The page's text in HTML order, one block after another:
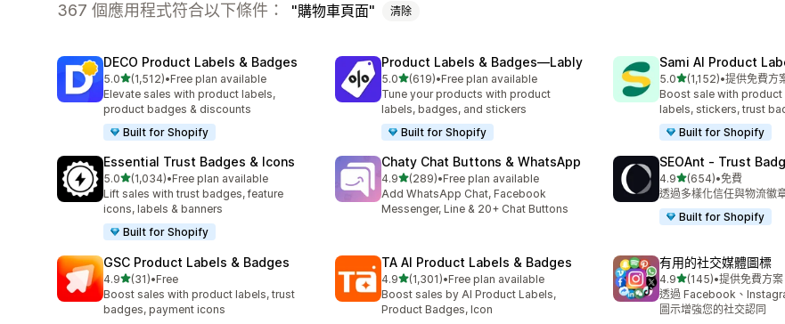
367 個應用程式符合以下條件： 購物車頁面 清除
DECO Product Labels & Badges
5.0滿分 5 顆星
(1,512)
共有 1512 則評價
•Free plan available
Elevate sales with product labels,
product badges & discounts
Built for Shopify
Product Labels & Badges—Lably
5.0滿分 5 顆星
(619)
共有 619 則評價
•Free plan available
Tune your products with product
labels, badges, and stickers
Built for Shopify
Sami AI Product
5.0滿分 5 顆星
(1,152)
共有 1152 則評價
•提供免費方
Boost sale with
labels, stickers, trust
Built for Shopify
Essential Trust Badges & Icons
5.0滿分 5 顆星
(1,034)
共有 1034 則評價
•Free plan available
Lift sales with trust badges, feature
icons, labels & banners
Built for Shopify
Chaty Chat Buttons & WhatsApp
4.9滿分 5 顆星
(289)
共有 289 則評價
•Free plan available
Add WhatsApp Chat, Facebook
Messenger, Line & 20+ Chat Buttons
SEOAnt ‑ Trust
4.9滿分 5 顆星
(654)
共有 654 則評價
•免費
透過多樣化信任與物流徽
Built for Shopify
GSC Product Labels & Badges
4.9滿分 5 顆星
(31)
共有 31 則評價
•Free
Boost sales with product labels, trust
badges, payment icons
TA AI Product Labels & Badges
4.9滿分 5 顆星
(1,301)
共有 1301 則評價
•Free plan available
Boost sales by AI Product Labels,
Product Badges, Icon
有用的社交媒體圖標
4.9滿分 5 顆星
(145)
共有 145 則評價
•提供免費方案
透過 Facebook、
圖示增強您的社交認同